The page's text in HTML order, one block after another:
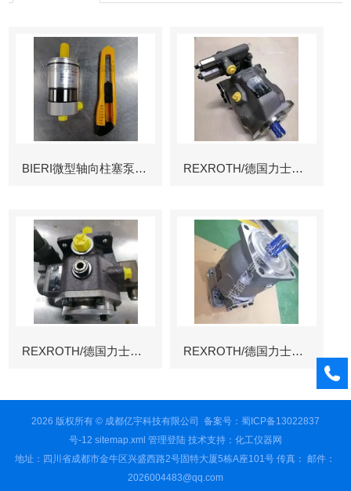
BIERI微型轴向柱塞泵AKP REXROTH/德国力士乐叶片泵
REXROTH/德国力士乐叶片泵 REXROTH/德国力士乐变量柱塞泵冶金
2026 版权所有 © 成都亿宇科技有限公司 备案号：蜀ICP备13022837
号-12 sitemap.xml 管理登陆技术支持： 化工仪器网
地址：四川省成都市金牛区兴盛西路2号固特大厦5栋A座101号 传真： 邮件：
2026004483@qq.com